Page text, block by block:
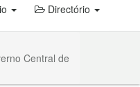
Directório
Central de